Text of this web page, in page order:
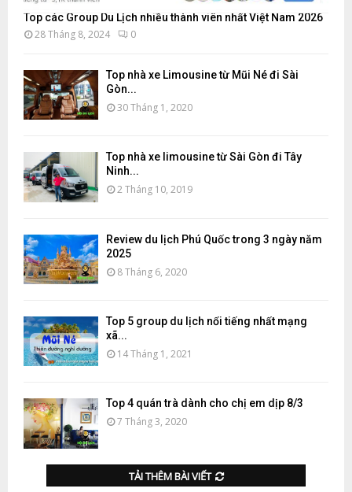
Top các Group Du Lịch nhiều thành viên nhất Việt Nam 2026
28 Tháng 8, 2024 0
Top nhà xe Limousine từ Mũi Né đi Sài
Gòn...
30 Tháng 1, 2020
Top nhà xe limousine từ Sài Gòn đi Tây
Ninh...
2 Tháng 10, 2019
Review du lịch Phú Quốc trong 3 ngày năm
2025
8 Tháng 6, 2020
Top 5 group du lịch nổi tiếng nhất mạng
xã...
14 Tháng 1, 2021
Top 4 quán trà dành cho chị em dịp 8/3
7 Tháng 3, 2020
TẢI THÊM BÀI VIẾT